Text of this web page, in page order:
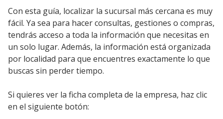
Con esta guía, localizar la sucursal más cercana es muy
fácil. Ya sea para hacer consultas, gestiones o compras,
tendrás acceso a toda la información que necesitas en
un solo lugar. Además, la información está organizada
por localidad para que encuentres exactamente lo que
buscas sin perder tiempo.
Si quieres ver la ficha completa de la empresa, haz clic
en el siguiente botón: